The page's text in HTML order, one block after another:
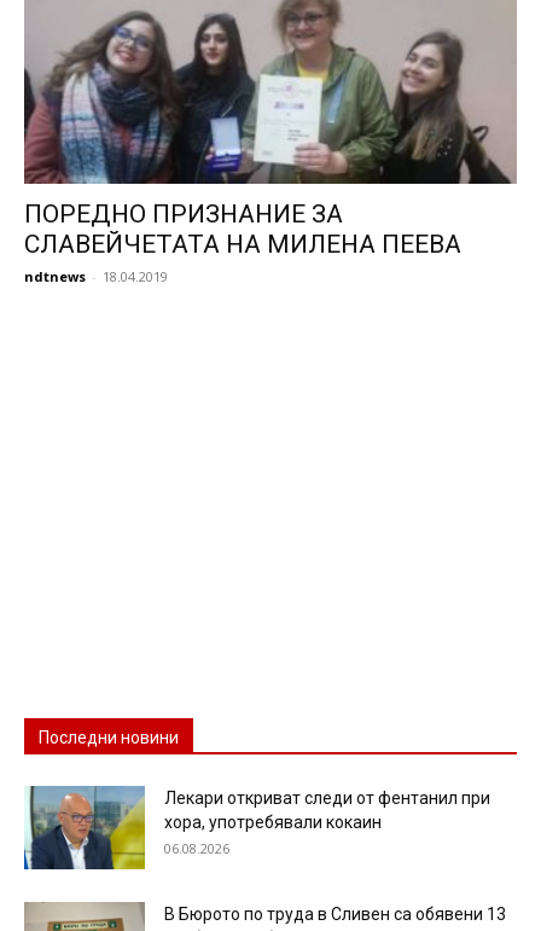
ПОРЕДНО ПРИЗНАНИЕ ЗА
СЛАВЕЙЧЕТАТА НА МИЛЕНА ПЕЕВА
ndtnews - 18.04.2019
Последни новини
Лекари откриват следи от фентанил при
хора, употребявали кокаин
06.08.2026
В Бюрото по труда в Сливен са обявени 13